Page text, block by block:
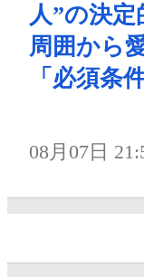
人”の決
周囲から
「必須条件
08月07日